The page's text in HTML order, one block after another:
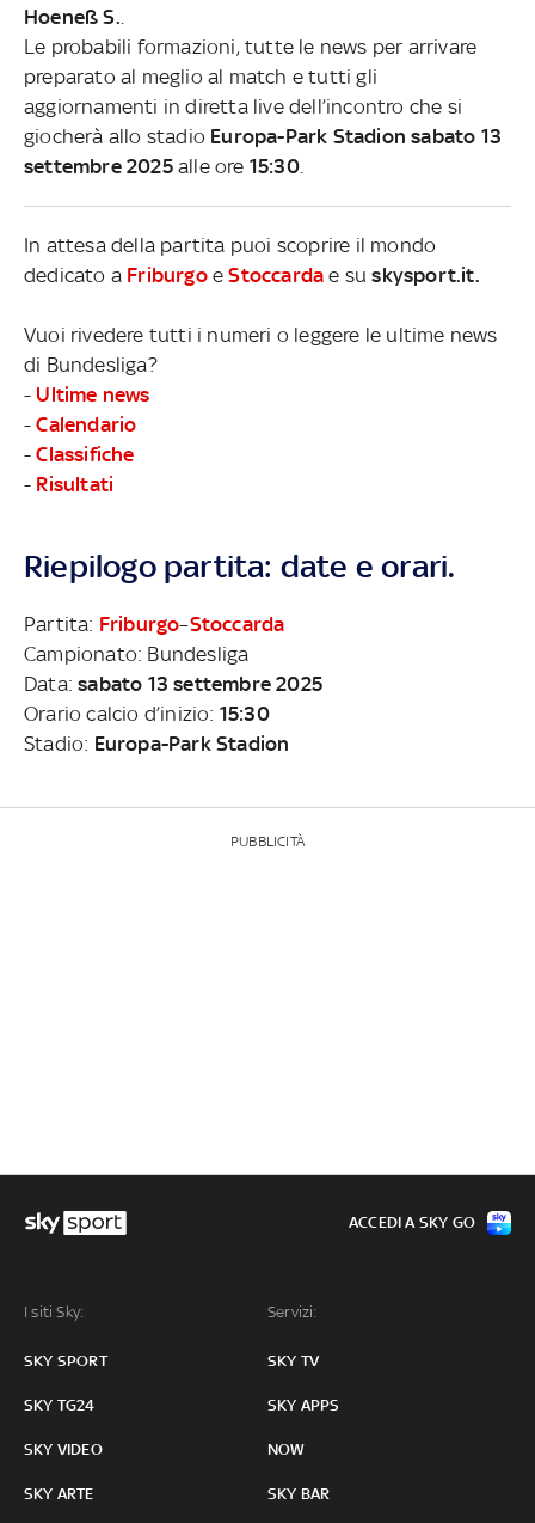
Hoeneß S.
Le probabili formazioni, tutte le news per arrivare
preparato al meglio al match e tutti gli
aggiornamenti in diretta live dell’incontro che si
giocherà allo stadio Europa-Park Stadion sabato 13
settembre 2025alle ore 15:30.
In attesa della partita puoi scoprire il mondo
dedicato a FriburgoeStoccarda e suskysport.it.
Vuoi rivedere tutti i numeri o leggere le ultime news
di Bundesliga?
- Ultime news
-Calendario
-Classifiche
- Risultati
Riepilogo partita: date e orari.
Partita: Friburgo–Stoccarda
Campionato: Bundesliga
Data:sabato 13 settembre 2025
Orario calcio d’inizio: 15:30
Stadio: Europa-Park Stadion
PUBBLICITÀ
I siti Sky:
SKY SPORT
SKY TG24
SKY VIDEO
SKY ARTE
Servizi:
SKY TV
SKY APPS
NOW
SKY BAR
ACCEDI A SKY GO